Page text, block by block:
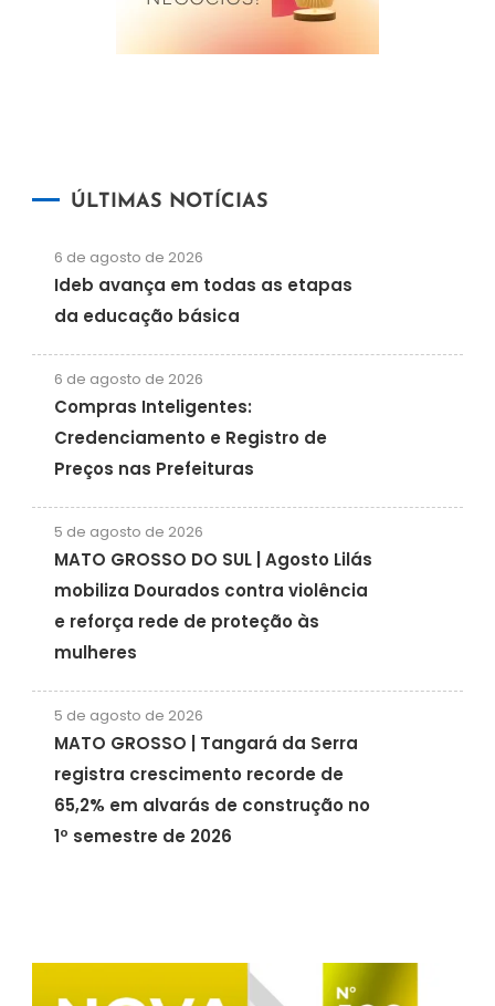
ÚLTIMAS NOTÍCIAS
6 de agosto de 2026
Ideb avança em todas as etapas
da educação básica
6 de agosto de 2026
Compras Inteligentes:
Credenciamento e Registro de
Preços nas Prefeituras
5 de agosto de 2026
MATO GROSSO DO SUL | Agosto Lilás
mobiliza Dourados contra violência
e reforça rede de proteção às
mulheres
5 de agosto de 2026
MATO GROSSO | Tangará da Serra
registra crescimento recorde de
65,2% em alvarás de construção no
1º semestre de 2026